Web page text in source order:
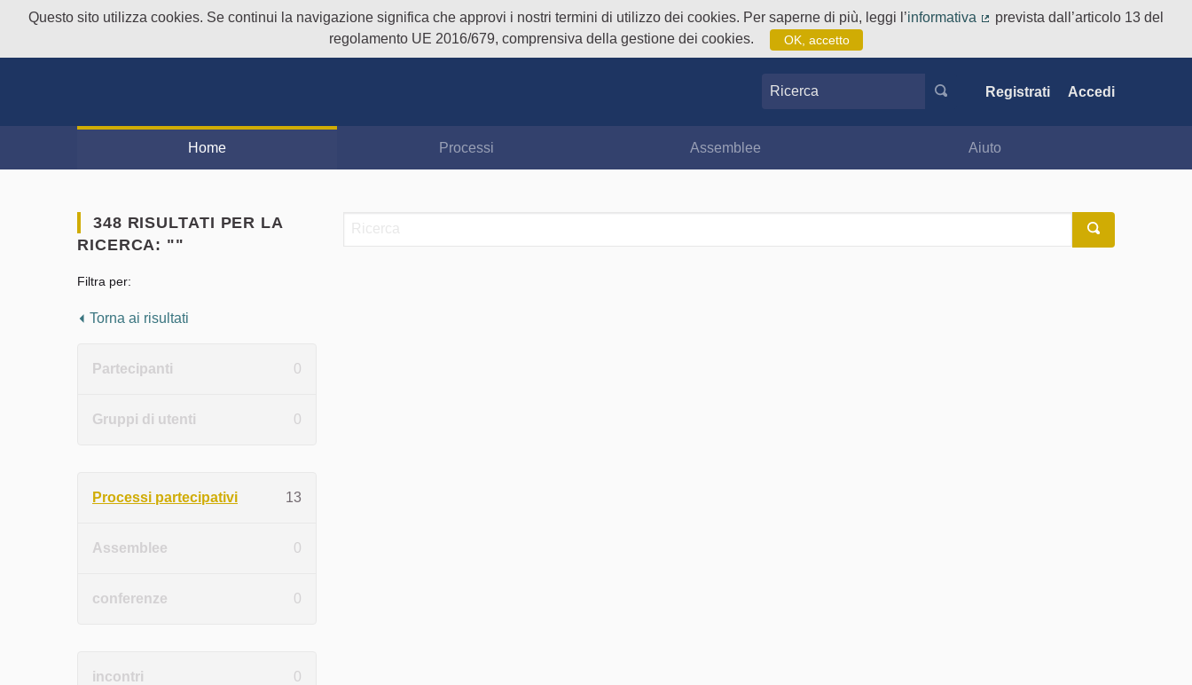
Questo sito utilizza cookies. Se continui la navigazione significa che approvi i nostri termini di utilizzo dei cookies. Per saperne di più, leggi l’informativa
prevista dall’articolo 13 del
regolamento UE 2016/679, comprensiva della gestione dei cookies.
OK, accetto
Ricerca Registrati Accedi
Home Processi Assemblee Aiuto
348 RISULTATI PER LA
RICERCA: ""
Filtra per:
Torna ai risultati
Partecipanti 0
Gruppi di utenti 0
Processi partecipativi 13
Assemblee 0
conferenze 0
incontri 0